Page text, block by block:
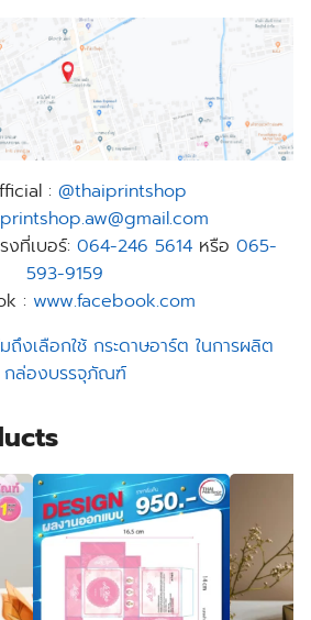
: @thaiprintshop
ที่เบอร์: 064-246 5614หรือ 065-
593-9159
: www.facebook.com
มถึงเลือกใช้ กระดาษอาร์ต ในการผลิต
กล่องบรรจุภัณฑ์